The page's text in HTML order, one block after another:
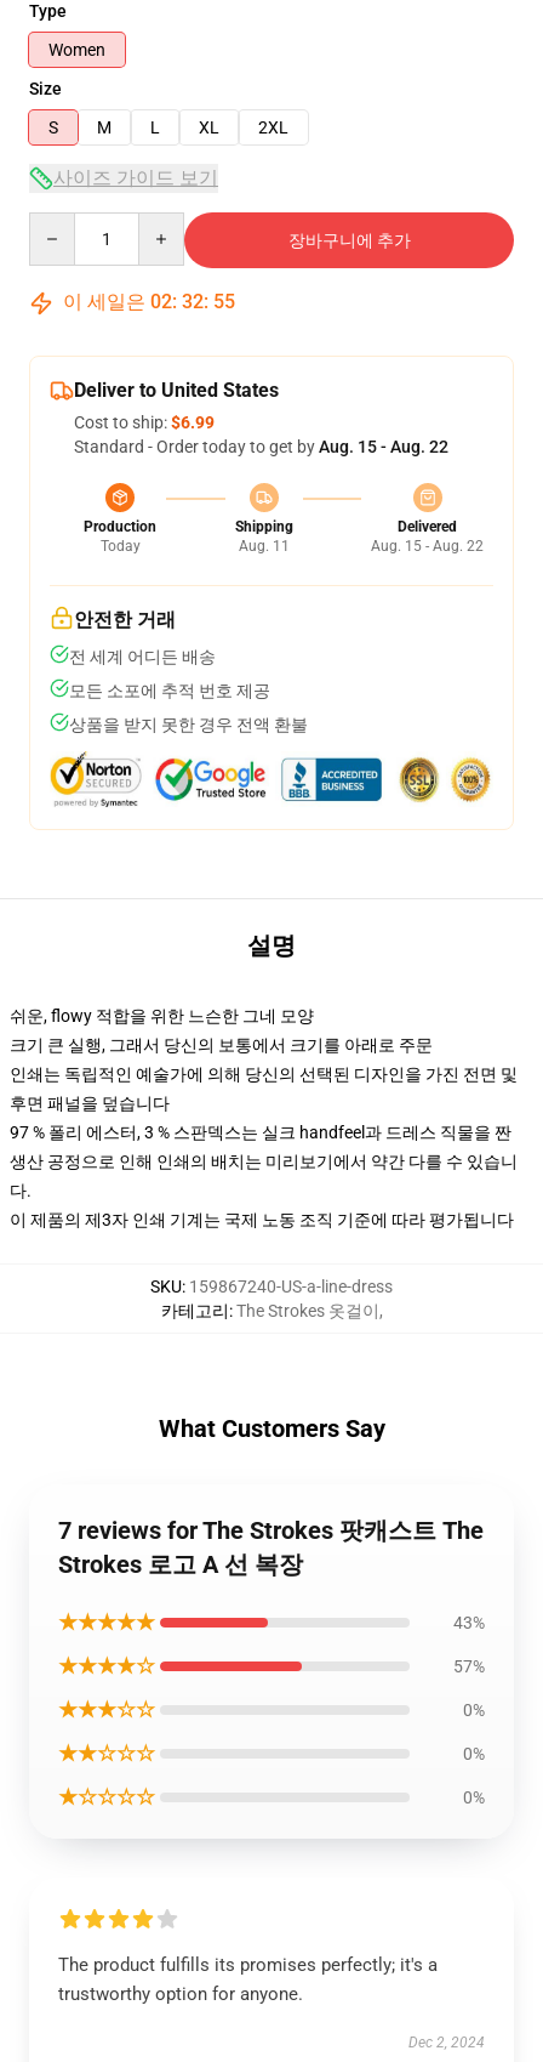
Type
Women
Size
S
M L XL 2XL
사이즈 가이드 보기
장바구니에 추가
이 세일은 02: 32: 54
Deliver to United States
Cost to ship:$6.99
Standard - Order today to get byAug. 15 - Aug. 22
Production
Today
Shipping
Aug. 11
Delivered
Aug. 15 - Aug. 22
안전한 거래
전 세계 어디든 배송
모든 소포에 추적 번호 제공
상품을 받지 못한 경우 전액 환불
설명
쉬운, flowy 적합을 위한 느슨한 그네 모양
크기 큰 실행, 그래서 당신의 보통에서 크기를 아래로 주문
인쇄는 독립적인 예술가에 의해 당신의 선택된 디자인을 가진 전면 및
후면 패널을 덮습니다
97 % 폴리 에스터, 3 % 스판덱스는 실크 handfeel과 드레스 직물을 짠
생산 공정으로 인해 인쇄의 배치는 미리보기에서 약간 다를 수 있습니
다.
이 제품의 제3자 인쇄 기계는 국제 노동 조직 기준에 따라 평가됩니다
SKU: 159867240-US-a-line-dress
카테고리:The Strokes 옷걸이,
What Customers Say
7 reviews for The Strokes 팟캐스트 The
Strokes 로고 A 선 복장
★★★★★ 43%
★★★★☆ 57%
★★★☆☆ 0%
★★☆☆☆ 0%
★☆☆☆☆ 0%
The product fulfills its promises perfectly; it's a
trustworthy option for anyone.
Dec 2, 2024